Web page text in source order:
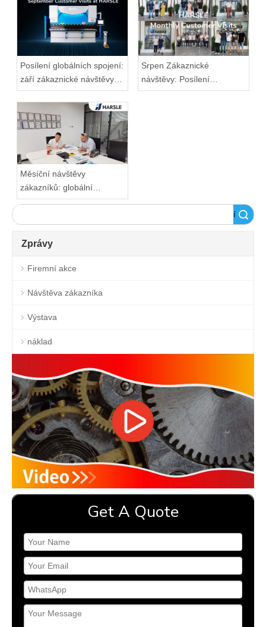
Posílení globálních spojení:
září zákaznické návštěvy
ve společnosti HARSLE
Srpen Zákaznické
návštěvy: Posílení
globálních spojení
Měsíční návštěvy
zákazníků: globální
zapojení
Vyhledávání
Zprávy
Firemní akce
Návštěva zákazníka
Výstava
náklad
Get A Quote